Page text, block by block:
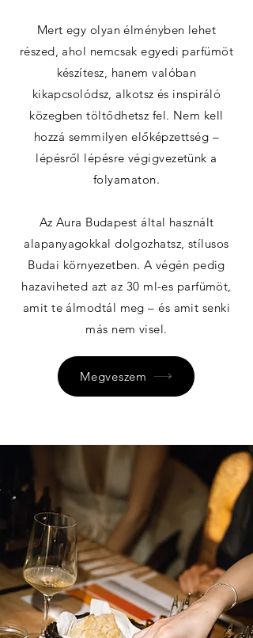
Mert egy olyan élményben lehet
részed, ahol nemcsak egyedi parfümöt
készítesz, hanem valóban
kikapcsolódsz, alkotsz és inspiráló
közegben töltődhetsz fel. Nem kell
hozzá semmilyen előképzettség –
lépésről lépésre végigvezetünk a
folyamaton.
Az Aura Budapest által használt
alapanyagokkal dolgozhatsz, stílusos
Budai környezetben. A végén pedig
hazaviheted azt az 30 ml-es parfümöt,
amit te álmodtál meg – és amit senki
más nem visel.
Megveszem